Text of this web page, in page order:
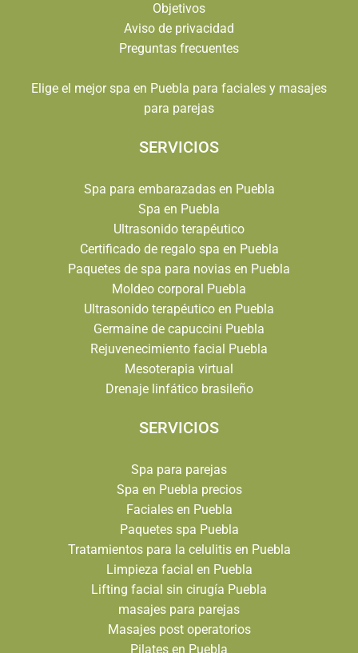
Objetivos
Aviso de privacidad
Preguntas frecuentes
Elige el mejor spa en Puebla para faciales y masajes
para parejas
SERVICIOS
Spa para embarazadas en Puebla
Spa en Puebla
Ultrasonido terapéutico
Certificado de regalo spa en Puebla
Paquetes de spa para novias en Puebla
Moldeo corporal Puebla
Ultrasonido terapéutico en Puebla
Germaine de capuccini Puebla
Rejuvenecimiento facial Puebla
Mesoterapia virtual
Drenaje linfático brasileño
SERVICIOS
Spa para parejas
Spa en Puebla precios
Faciales en Puebla
Paquetes spa Puebla
Tratamientos para la celulitis en Puebla
Limpieza facial en Puebla
Lifting facial sin cirugía Puebla
masajes para parejas
Masajes post operatorios
Pilates en Puebla